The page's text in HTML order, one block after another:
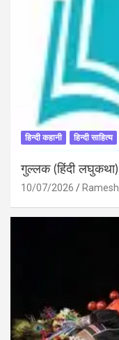
हिन्दी कहानी हिन्दी साहित्य
गुल्लक (हिंदी लघुकथा)
10/07/2026